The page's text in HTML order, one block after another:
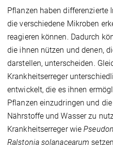
Pflanzen haben differenzierte
die verschiedene Mikroben
reagieren können. Dadurch
die ihnen nützen und denen,
darstellen, unterscheiden.
Krankheitserreger
entwickelt, die es ihnen
Pflanzen einzudringen und
Nährstoffe und Wasser zu
Krankheitserreger wie
Ralstonia solanacearum